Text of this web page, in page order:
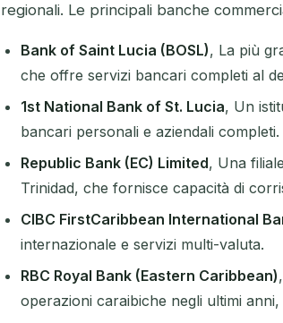
regionali. Le principali banche
Bank of Saint Lucia (BOSL), La più
che offre servizi bancari completi al
1st National Bank of St. Lucia, Un
bancari personali e aziendali completi.
Republic Bank (EC) Limited, Una
Trinidad, che fornisce capacità di
CIBC FirstCaribbean International
internazionale e servizi multi-valuta.
RBC Royal Bank (Eastern Caribbean)
operazioni caraibiche negli ultimi